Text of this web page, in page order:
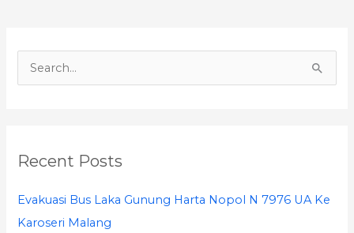
c
Recent Posts
Evakuasi Bus Laka Gunung Harta Nopol N 7976 UA Ke
Karoseri Malang